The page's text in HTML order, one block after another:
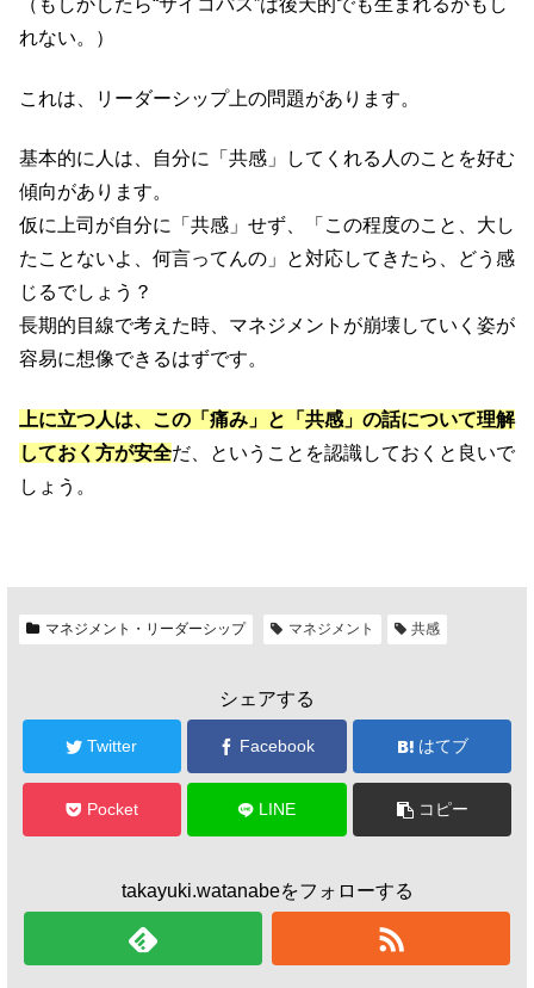
（もしかしたら“サイコパス”は後天的でも生まれるかもし
れない。）
これは、リーダーシップ上の問題があります。
基本的に人は、自分に「共感」してくれる人のことを好む
傾向があります。
仮に上司が自分に「共感」せず、「この程度のこと、大し
たことないよ、何言ってんの」と対応してきたら、どう感
じるでしょう？
長期的目線で考えた時、マネジメントが崩壊していく姿が
容易に想像できるはずです。
上に立つ人は、この「痛み」と「共感」の話について理解
しておく方が安全だ、ということを認識しておくと良いで
しょう。
マネジメント・リーダーシップ マネジメント 共感
シェアする
Twitter Facebook はてブ
Pocket LINE コピー
takayuki.watanabeをフォローする